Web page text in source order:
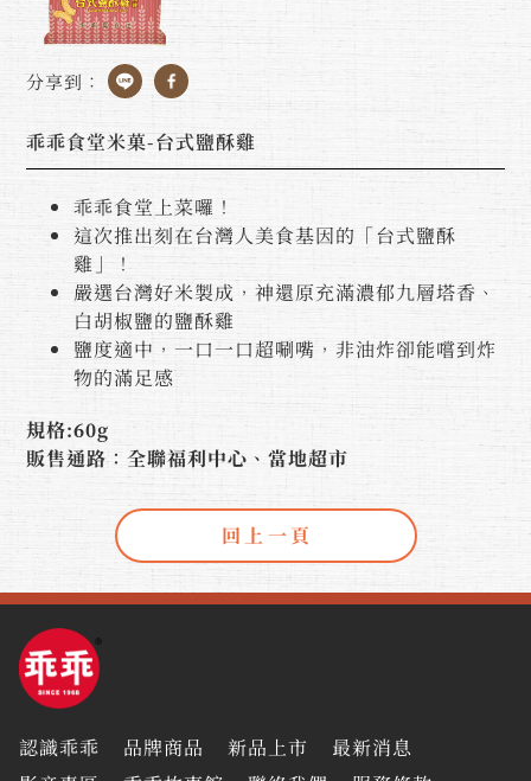
分享到：
乖乖食堂米菓-台式鹽酥雞
乖乖食堂上菜囉！
這次推出刻在台灣人美食基因的「台式鹽酥
雞」！
嚴選台灣好米製成，神還原充滿濃郁九層塔香、
白胡椒鹽的鹽酥雞
鹽度適中，一口一口超唰嘴，非油炸卻能嚐到炸
物的滿足感
規格:60g
販售通路：全聯福利中心、當地超市
認識乖乖 品牌商品 新品上市
最新消息